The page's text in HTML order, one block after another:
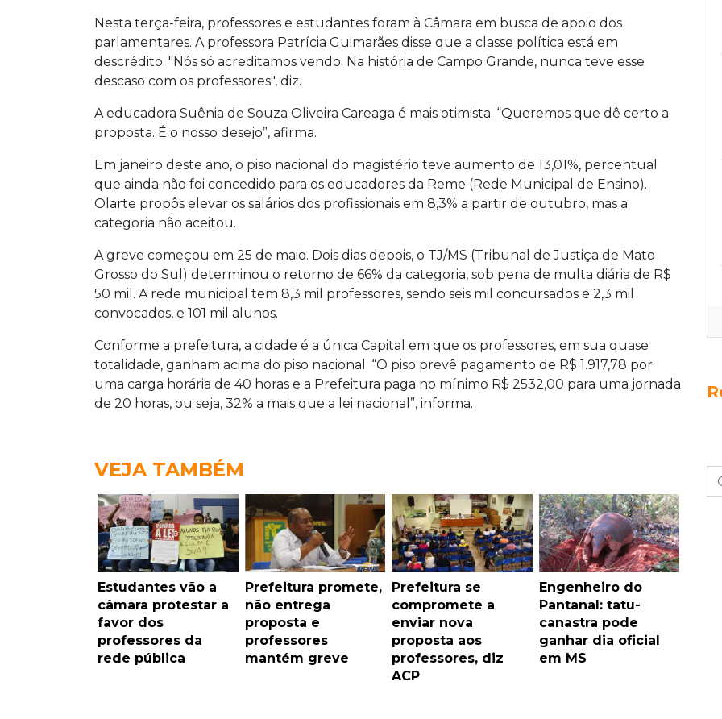
Nesta terça-feira, professores e estudantes foram à Câmara em busca de apoio dos
parlamentares. A professora Patrícia Guimarães disse que a classe política está em
descrédito. "Nós só acreditamos vendo. Na história de Campo Grande, nunca teve esse
descaso com os professores", diz.
A educadora Suênia de Souza Oliveira Careaga é mais otimista. “Queremos que dê certo a
proposta. É o nosso desejo”, afirma.
Em janeiro deste ano, o piso nacional do magistério teve aumento de 13,01%, percentual
que ainda não foi concedido para os educadores da Reme (Rede Municipal de Ensino).
Olarte propôs elevar os salários dos profissionais em 8,3% a partir de outubro, mas a
categoria não aceitou.
A greve começou em 25 de maio. Dois dias depois, o TJ/MS (Tribunal de Justiça de Mato
Grosso do Sul) determinou o retorno de 66% da categoria, sob pena de multa diária de R$
50 mil. A rede municipal tem 8,3 mil professores, sendo seis mil concursados e 2,3 mil
convocados, e 101 mil alunos.
Conforme a prefeitura, a cidade é a única Capital em que os professores, em sua quase
totalidade, ganham acima do piso nacional. “O piso prevê pagamento de R$ 1.917,78 por
uma carga horária de 40 horas e a Prefeitura paga no mínimo R$ 2532,00 para uma jornada
de 20 horas, ou seja, 32% a mais que a lei nacional”, informa.
VEJA TAMBÉM
Estudantes vão a
câmara protestar a
favor dos
professores da
rede pública
Prefeitura promete,
não entrega
proposta e
professores
mantém greve
Prefeitura se
compromete a
enviar nova
proposta aos
professores, diz
ACP
Engenheiro do
Pantanal: tatu-
canastra pode
ganhar dia oficial
em MS